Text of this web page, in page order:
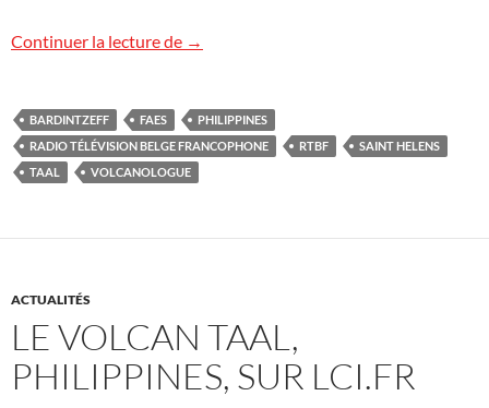
Continuer la lecture de Mont Saint Helens vs. Taal, sur RTBF
→
BARDINTZEFF FAES
PHILIPPINES
RADIO TÉLÉVISION BELGE FRANCOPHONE
RTBF
SAINT HELENS
TAAL
VOLCANOLOGUE
ACTUALITÉS
LE VOLCAN TAAL,
PHILIPPINES, SUR LCI.FR